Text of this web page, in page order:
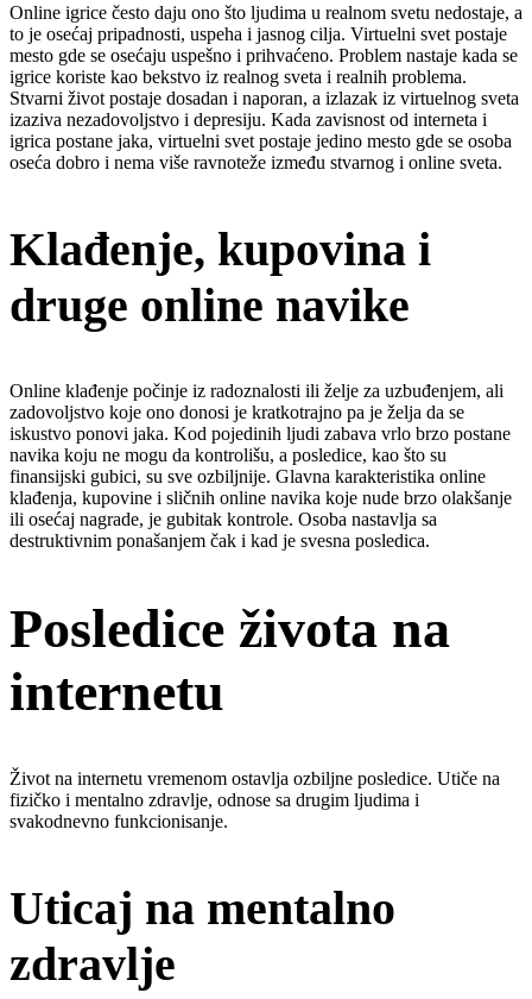
Online igrice često daju ono što ljudima u realnom svetu nedostaje, a
to je osećaj pripadnosti, uspeha i jasnog cilja. Virtuelni svet postaje
mesto gde se osećaju uspešno i prihvaćeno. Problem nastaje kada se
igrice koriste kao bekstvo iz realnog sveta i realnih problema.
Stvarni život postaje dosadan i naporan, a izlazak iz virtuelnog sveta
izaziva nezadovoljstvo i depresiju. Kada zavisnost od interneta i
igrica postane jaka, virtuelni svet postaje jedino mesto gde se osoba
oseća dobro i nema više ravnoteže između stvarnog i online sveta.
Klađenje, kupovina i
druge online navike
Online klađenje počinje iz radoznalosti ili želje za uzbuđenjem, ali
zadovoljstvo koje ono donosi je kratkotrajno pa je želja da se
iskustvo ponovi jaka. Kod pojedinih ljudi zabava vrlo brzo postane
navika koju ne mogu da kontrolišu, a posledice, kao što su
finansijski gubici, su sve ozbiljnije. Glavna karakteristika online
klađenja, kupovine i sličnih online navika koje nude brzo olakšanje
ili osećaj nagrade, je gubitak kontrole. Osoba nastavlja sa
destruktivnim ponašanjem čak i kad je svesna posledica.
Posledice života na
internetu
Život na internetu vremenom ostavlja ozbiljne posledice. Utiče na
fizičko i mentalno zdravlje, odnose sa drugim ljudima i
svakodnevno funkcionisanje.
Uticaj na mentalno
zdravlje